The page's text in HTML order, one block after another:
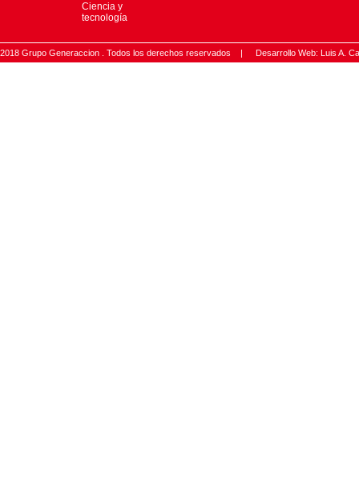
Ciencia y
tecnología
2018 Grupo Generaccion . Todos los derechos reservados | Desarrollo Web: Luis